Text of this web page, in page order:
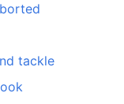
tackle